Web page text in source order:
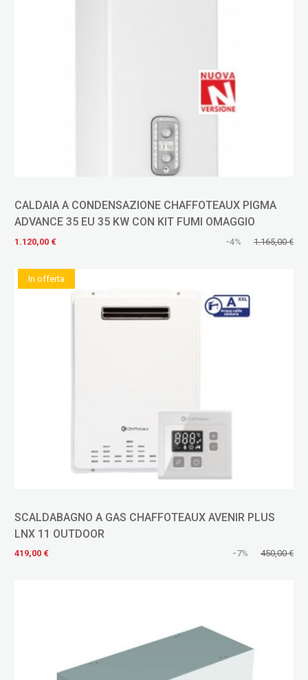
CALDAIA A CONDENSAZIONE CHAFFOTEAUX PIGMA
ADVANCE 35 EU 35 KW CON KIT FUMI OMAGGIO
1.120,00 € -4% 1.165,00 €
In offerta
SCALDABAGNO A GAS CHAFFOTEAUX AVENIR PLUS
LNX 11 OUTDOOR
419,00 € -7% 450,00 €